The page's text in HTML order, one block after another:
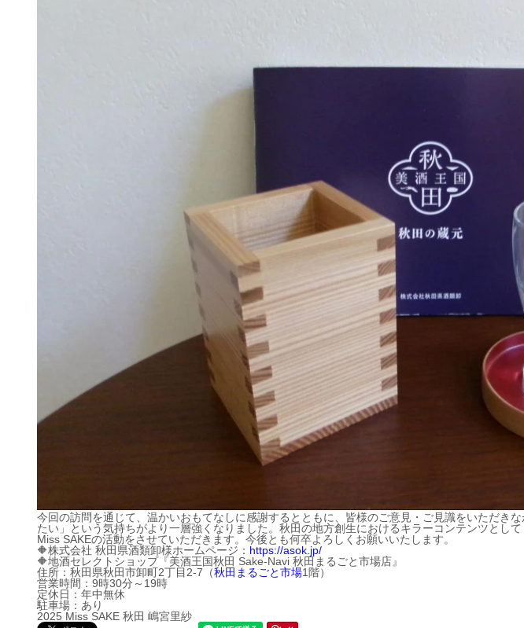
今回の訪問を通じて、温かいおもてなしに感謝するとともに、皆様のご意見・ご見識をいただき
たい」という気持ちがより一層強くなりました。秋田の地方創生におけるキラーコンテンツとし
Miss SAKEの活動をさせていただきます。今後とも何卒よろしくお願いいたします。
🔶株式会社 秋田県酒類卸様ホームページ： https://asok.jp/
🔶地酒セレクトショップ『美酒王国秋田 Sake-Navi 秋田まるごと市場店』
住所：秋田県秋田市卸町2丁目2-7（秋田まるごと市場1階）
営業時間：9時30分～19時
定休日：年中無休
駐車場：あり
2025 Miss SAKE 秋田 嶋宮里紗